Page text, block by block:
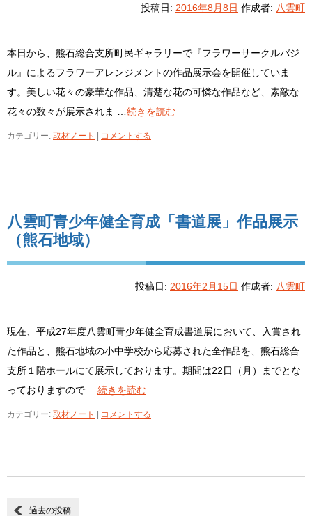
投稿日: 2016年8月8日 作成者: 八雲町
本日から、熊石総合支所町民ギャラリーで『フラワーサークルバジ
ル』によるフラワーアレンジメントの作品展示会を開催していま
す。美しい花々の豪華な作品、清楚な花の可憐な作品など、素敵な
花々の数々が展示されま … 続きを読む
カテゴリー: 取材ノート コメントする
八雲町青少年健全育成「書道展」作品展示
（熊石地域）
投稿日: 2016年2月15日 作成者: 八雲町
現在、平成27年度八雲町青少年健全育成書道展において、入賞され
た作品と、熊石地域の小中学校から応募された全作品を、熊石総合
支所１階ホールにて展示しております。期間は22日（月）までとな
っておりますので … 続きを読む
カテゴリー: 取材ノート コメントする
過去の投稿